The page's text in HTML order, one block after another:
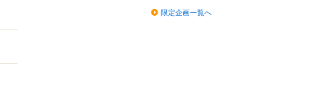
限定企画一覧へ